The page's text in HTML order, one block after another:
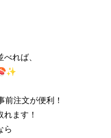
れば、
注文が便利！
ます！
ら